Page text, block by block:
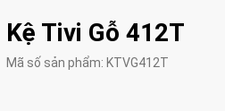
Kệ Tivi Gỗ 412T
Mã số sản phẩm: KTVG412T